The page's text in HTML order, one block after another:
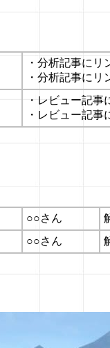
・分析記事にリ
・分析記事にリ
・レビュー記事
・レビュー記事
○○さん
○○さん